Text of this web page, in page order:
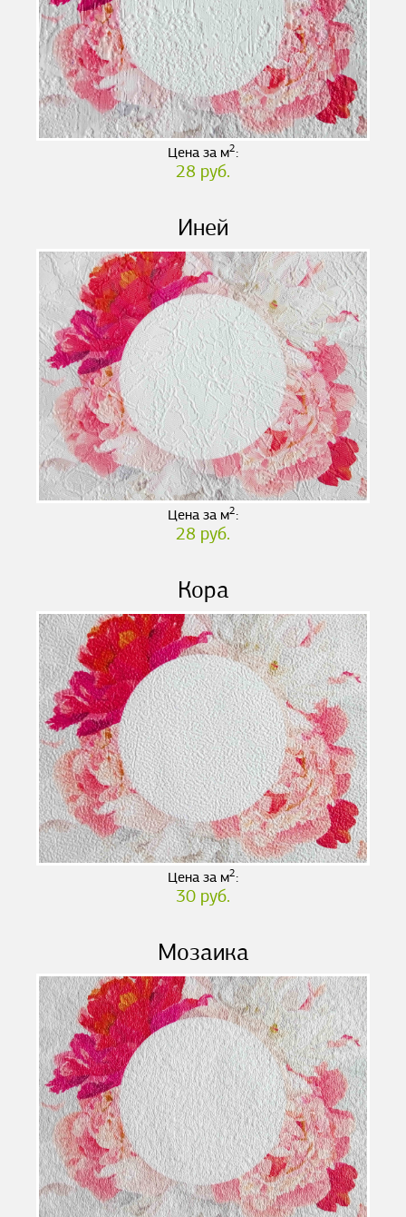
Цена за м2:
28 руб.
Иней
Цена за м2:
28 руб.
Кора
Цена за м2:
30 руб.
Мозаика